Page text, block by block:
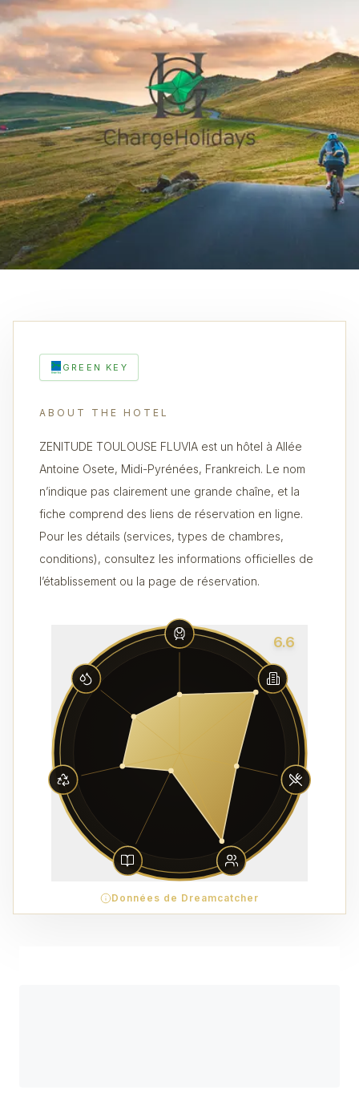
GREEN KEY
ABOUT THE HOTEL
ZENITUDE TOULOUSE FLUVIA est un hôtel à Allée
Antoine Osete, Midi-Pyrénées, Frankreich. Le nom
n’indique pas clairement une grande chaîne, et la
fiche comprend des liens de réservation en ligne.
Pour les détails (services, types de chambres,
conditions), consultez les informations officielles de
l’établissement ou la page de réservation.
6.6
Données de Dreamcatcher